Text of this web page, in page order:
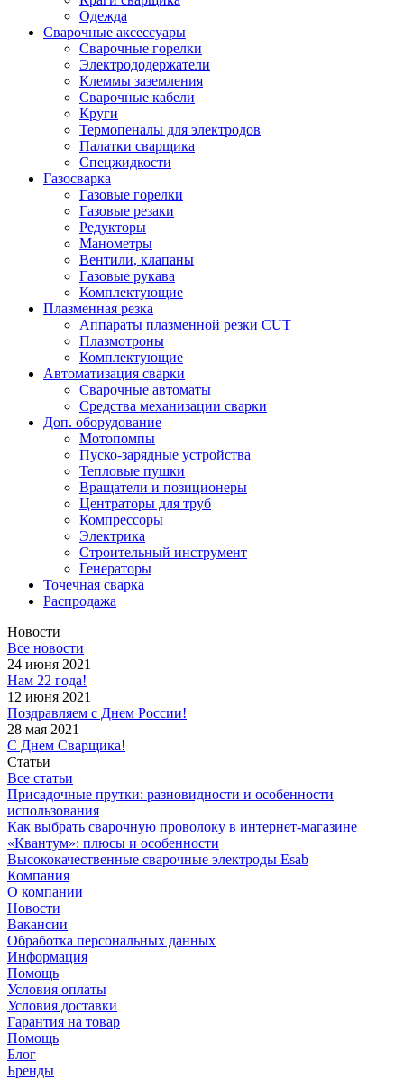
Одежда
Сварочные аксессуары
Сварочные горелки
Электрододержатели
Клеммы заземления
Сварочные кабели
Круги
Термопеналы для электродов
Палатки сварщика
Спецжидкости
Газосварка
Газовые горелки
Газовые резаки
Редукторы
Манометры
Вентили, клапаны
Газовые рукава
Комплектующие
Плазменная резка
Аппараты плазменной резки CUT
Плазмотроны
Комплектующие
Автоматизация сварки
Сварочные автоматы
Средства механизации сварки
Доп. оборудование
Мотопомпы
Пуско-зарядные устройства
Тепловые пушки
Вращатели и позиционеры
Центраторы для труб
Компрессоры
Электрика
Строительный инструмент
Генераторы
Точечная сварка
Распродажа
Новости
Все новости
24 июня 2021
Нам 22 года!
12 июня 2021
Поздравляем с Днем России!
28 мая 2021
С Днем Сварщика!
Статьи
Все статьи
Присадочные прутки: разновидности и особенности
использования
Как выбрать сварочную проволоку в интернет-магазине
«Квантум»: плюсы и особенности
Высококачественные сварочные электроды Esab
Компания
О компании
Новости
Вакансии
Обработка персональных данных
Информация
Помощь
Условия оплаты
Условия доставки
Гарантия на товар
Помощь
Блог
Бренды